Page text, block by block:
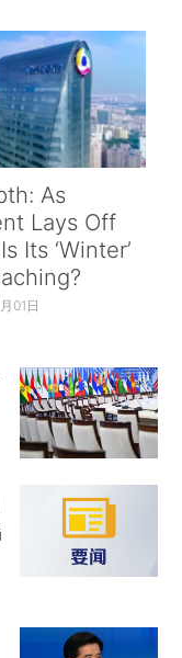
As
Lays Off
Its ‘Winter’
01日